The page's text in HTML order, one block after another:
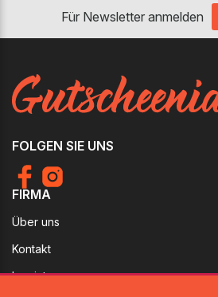
Für Newsletter anmelden
FOLGEN SIE UNS
FIRMA
Über uns
Kontakt
Imprint